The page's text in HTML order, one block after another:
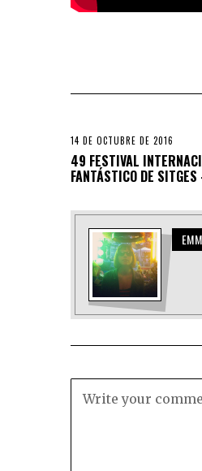
14 DE OCTUBRE DE 2016
49 FESTIVAL
FANTÁSTICO DE